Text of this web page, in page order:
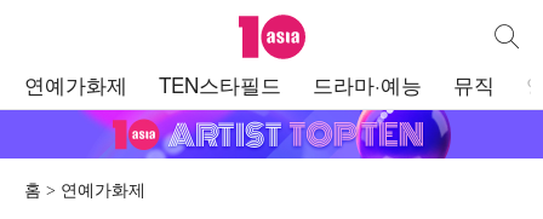
텐아시아 통합
연예가화제 TEN스타필드 드라마·예능 뮤직
홈 연예가화제